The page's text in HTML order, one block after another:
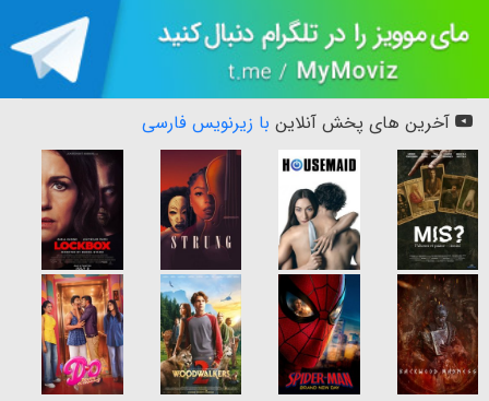
آخرین های پخش آنلاین با زیرنویس فارسی